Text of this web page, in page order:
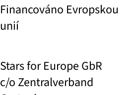
Financováno Evropskou
unií
Stars for Europe GbR
c/o Zentralverband